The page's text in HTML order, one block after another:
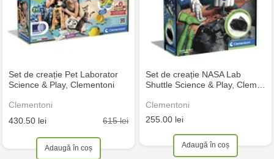
Set de creație Pet Laborator
Science & Play, Clementoni
Clementoni
430.50 lei
615 lei
Adaugă în coș
Set de creație NASA Lab
Shuttle Science & Play, Clem…
Clementoni
255.00 lei
Adaugă în coș